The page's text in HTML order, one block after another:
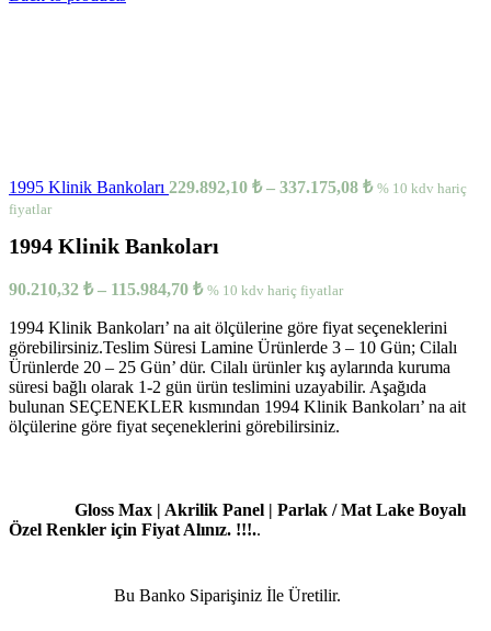
1995 Klinik Bankoları 229.892,10 ₺ – 337.175,08 ₺ % 10 kdv hariç
fiyatlar
1994 Klinik Bankoları
90.210,32 ₺ – 115.984,70 ₺ % 10 kdv hariç fiyatlar
1994 Klinik Bankoları’ na ait ölçülerine göre fiyat seçeneklerini
görebilirsiniz.Teslim Süresi Lamine Ürünlerde 3 – 10 Gün; Cilalı
Ürünlerde 20 – 25 Gün’ dür. Cilalı ürünler kış aylarında kuruma
süresi bağlı olarak 1-2 gün ürün teslimini uzayabilir. Aşağıda
bulunan SEÇENEKLER kısmından 1994 Klinik Bankoları’ na ait
ölçülerine göre fiyat seçeneklerini görebilirsiniz.
Gloss Max | Akrilik Panel | Parlak / Mat Lake Boyalı
Özel Renkler için Fiyat Alınız. !!!..
Bu Banko Siparişiniz İle Üretilir.